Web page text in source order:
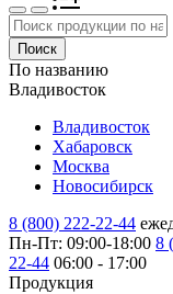
Поиск
По названию
Владивосток
Владивосток
Хабаровск
Москва
Новосибирск
8 (800) 222-22-44
Пн-Пт: 09:00-18:00 8
22-44 06:00 - 17:00
Продукция